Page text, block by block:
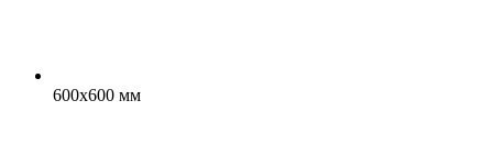
600x600 мм